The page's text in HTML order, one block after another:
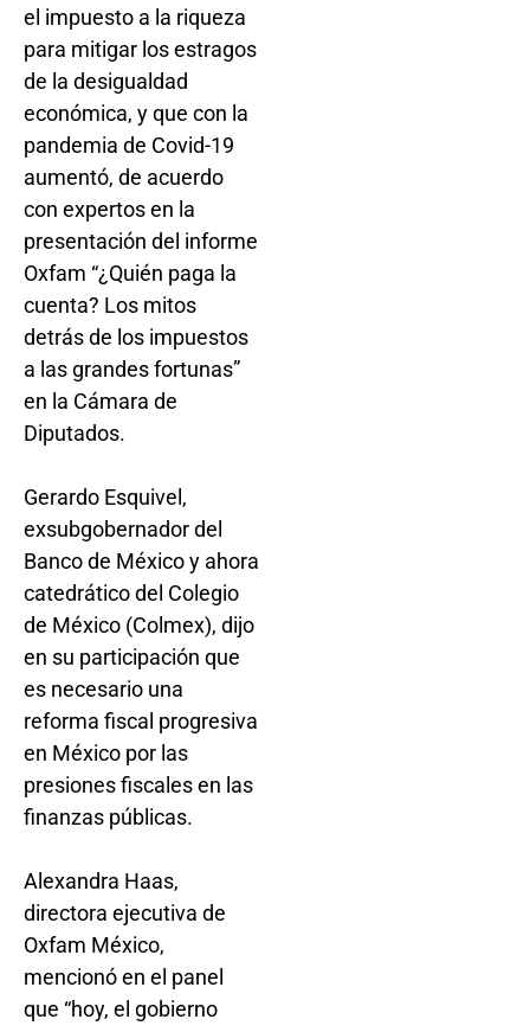
el impuesto a la riqueza
para mitigar los estragos
de la desigualdad
económica, y que con la
pandemia de Covid-19
aumentó, de acuerdo
con expertos en la
presentación del informe
Oxfam “¿Quién paga la
cuenta? Los mitos
detrás de los impuestos
a las grandes fortunas”
en la Cámara de
Diputados.
Gerardo Esquivel,
exsubgobernador del
Banco de México y ahora
catedrático del Colegio
de México (Colmex), dijo
en su participación que
es necesario una
reforma fiscal progresiva
en México por las
presiones fiscales en las
finanzas públicas.
Alexandra Haas,
directora ejecutiva de
Oxfam México,
mencionó en el panel
que “hoy, el gobierno